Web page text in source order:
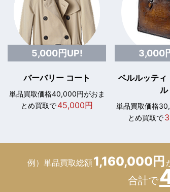
5,000円UP!
バーバリー コート
単品買取価格40,000円がおま
とめ買取で45,000円
3,000
ベルルッティ
ル
単品買取価格
とめ買取で
例）単品買取総額1,160,000円
合計で